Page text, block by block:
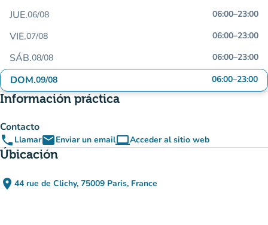
JUE.06/08 06:00–23:00
VIE.07/08 06:00–23:00
SÁB.08/08 06:00–23:00
DOM.09/08 06:00–23:00
Información práctica
Contacto
phone LlamaremailEnviar un emailcomputerAcceder al sitio web
(nueva pestaña)
Úbicación
place 44 rue de Clichy, 75009 Paris, France
(abrir en Google Maps)
(nueva pestaña)